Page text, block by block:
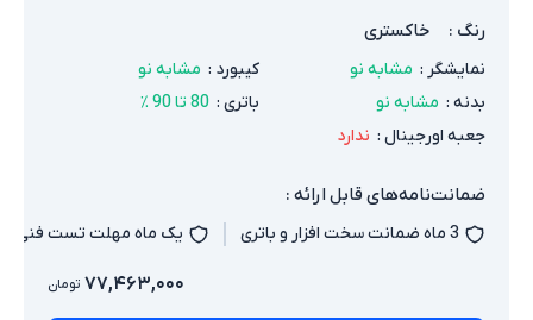
رنگ : خاکستری
نمایشگر : مشابه نو کیبورد : مشابه نو
بدنه : مشابه نو باتری : 80 تا 90 ٪
جعبه اورجینال : ندارد
ضمانت‌نامه‌های قابل ارائه :
3 ماه ضمانت سخت افزار و باتری یک ماه مهلت تست فنی
۷۷,۴۶۳,۰۰۰ تومان